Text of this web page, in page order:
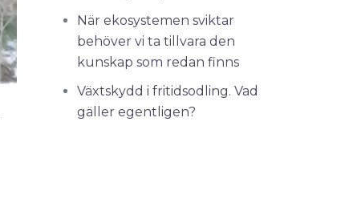
När ekosystemen sviktar
behöver vi ta tillvara den
kunskap som redan finns
Växtskydd i fritidsodling. Vad
gäller egentligen?